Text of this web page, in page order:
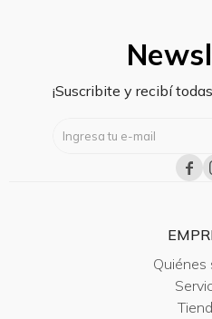
¡Suscribite y recibí

Quiénes